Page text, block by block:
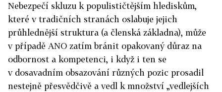
Nebezpečí skluzu k populističtějším hlediskům,
které v tradičních stranách oslabuje jejich
průhlednější struktura (a členská základna), může
v případě ANO zatím bránit opakovaný důraz na
odbornost a kompetenci, i když i ten se
v dosavadním obsazování různých pozic prosadil
nestejně přesvědčivě a vedl k množství „vedlejších